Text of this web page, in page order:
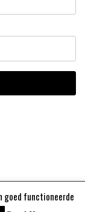
goed functioneerde